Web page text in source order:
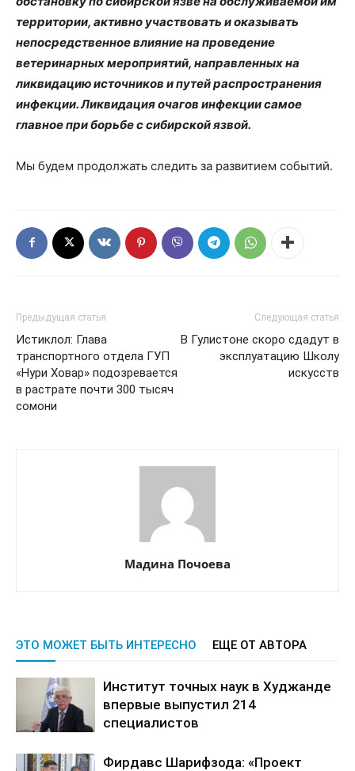
территории, активно участвовать и оказывать
непосредственное влияние на проведение
ветеринарных мероприятий, направленных на
ликвидацию источников и путей распространения
инфекции. Ликвидация очагов инфекции самое
главное при борьбе с сибирской язвой.
Мы будем продолжать следить за развитием событий.
Предыдущая статья
Истиклол: Глава
транспортного отдела ГУП
«Нури Ховар» подозревается
в растрате почти 300 тысяч
сомони
Следующая статья
В Гулистоне скоро сдадут в
эксплуатацию Школу
искусств
Мадина Почоева
ЭТО МОЖЕТ БЫТЬ ИНТЕРЕСНО ЕЩЕ ОТ АВТОРА
Институт точных наук в Худжанде
впервые выпустил 214
специалистов
Фирдавс Шарифзода: «Проект